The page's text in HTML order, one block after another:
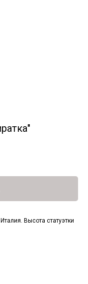
Высота статуэтки